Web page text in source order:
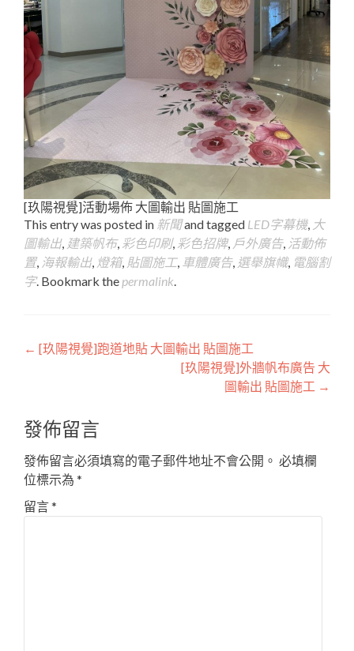
[玖陽視覺]活動場佈 大圖輸出 貼圖施工
This entry was posted in 新聞and tagged LED字幕機, 大
圖輸出, 建築帆布, 彩色印刷, 彩色招牌, 戶外廣告, 活動佈
置, 海報輸出, 燈箱, 貼圖施工, 車體廣告, 選舉旗幟, 電腦割
字. Bookmark the permalink.
Post
← [玖陽視覺]跑道地貼 大圖輸出 貼圖施工
[玖陽視覺]外牆帆布廣告 大
圖輸出 貼圖施工 →
發佈留言
發佈留言必須填寫的電子郵件地址不會公開。 必填欄
位標示為 *
留言*